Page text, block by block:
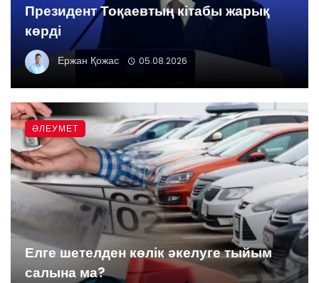
Президент Тоқаевтың кітабы жарық
көрді
Ержан Қожас 05.08.2026
Елге шетелден көлік әкелуге тыйым
салына ма?
ӘЛЕУМЕТ